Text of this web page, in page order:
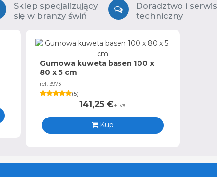
Sklep specjalizujący
się w branży świń
Doradztwo i serwis
techniczny
Gumowa kuweta basen 100 x
80 x 5 cm
ref: 3973
(5)
141,25 €+ iva
Kup